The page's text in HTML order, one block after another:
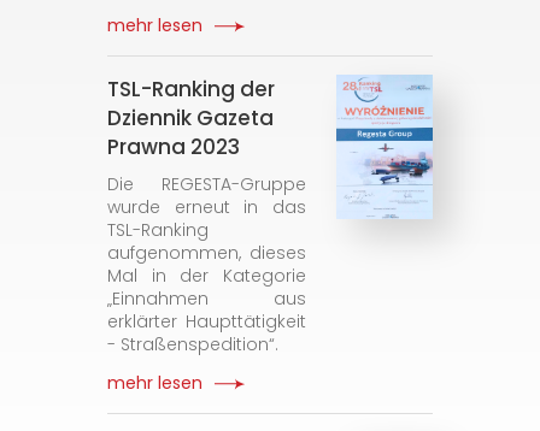
mehr lesen
TSL-Ranking der
Dziennik Gazeta
Prawna 2023
Die REGESTA-Gruppe
wurde erneut in das
TSL-Ranking
aufgenommen, dieses
Mal in der Kategorie
„Einnahmen aus
erklärter Haupttätigkeit
- Straßenspedition“.
mehr lesen